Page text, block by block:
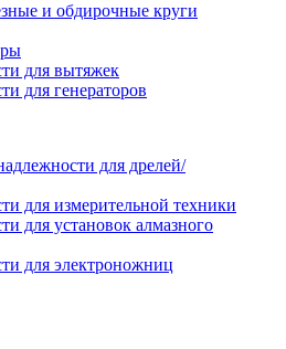
и обдирочные круги
для вытяжек
для генераторов
для дрелей/
для измерительной техники
для установок алмазного
для электроножниц